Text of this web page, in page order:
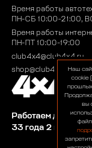
Работаем для вас:
33 года 2 месяца
Время работы
ПН-СБ 10:00-21:00,
Время работы
ПН-ПТ 10:00-19:00
club4x4@club4x4.ru
shop@club4x4.ruНаш
cookie
вы